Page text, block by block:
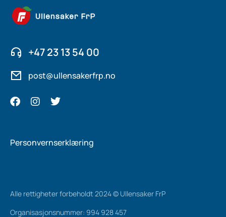
+47 23 13 54 00
post@ullensakerfrp.no
Personvernserklæring
Alle rettigheter forbeholdt 2024 © Ullensaker FrP
Organisasjonsnummer: 994 928 457